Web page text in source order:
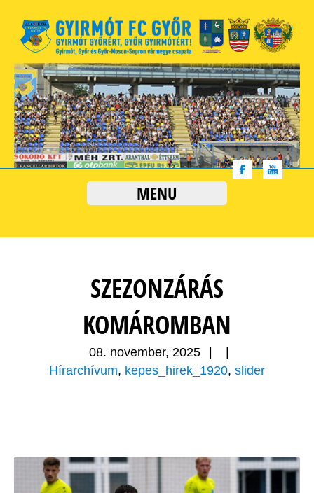
MENU
SZEZONZÁRÁS
KOMÁROMBAN
08. november, 2025
Hírarchívum, kepes_hirek_1920, slider